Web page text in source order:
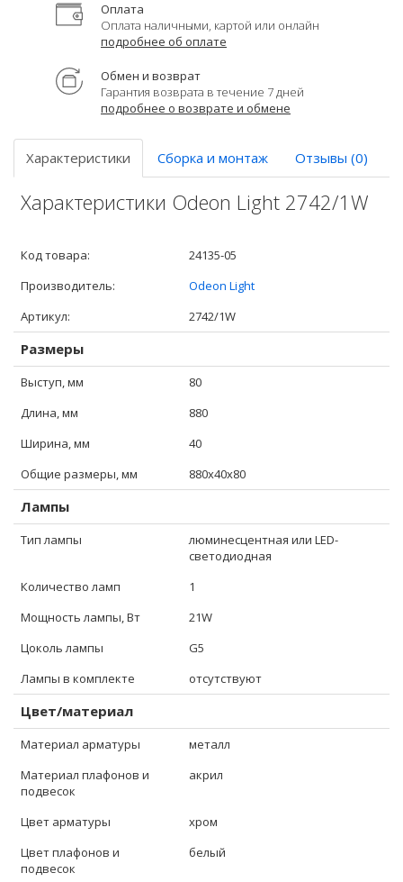
Оплата
Оплата наличными, картой или онлайн
подробнее об оплате
Обмен и возврат
Гарантия возврата в течение 7 дней
подробнее о возврате и обмене
Характеристики Сборка и монтаж Отзывы (0)
Характеристики Odeon Light 2742/1W
Код товара:
24135-05
Производитель:
Odeon Light
Артикул:
2742/1W
Размеры
Выступ, мм
80
Длина, мм
880
Ширина, мм
40
Общие размеры, мм
880x40x80
Лампы
Тип лампы
люминесцентная или LED-
светодиодная
Количество ламп
1
Мощность лампы, Вт
21W
Цоколь лампы
G5
Лампы в комплекте
отсутствуют
Цвет/материал
Материал арматуры
металл
Материал плафонов и
подвесок
акрил
Цвет арматуры
хром
Цвет плафонов и
подвесок
белый